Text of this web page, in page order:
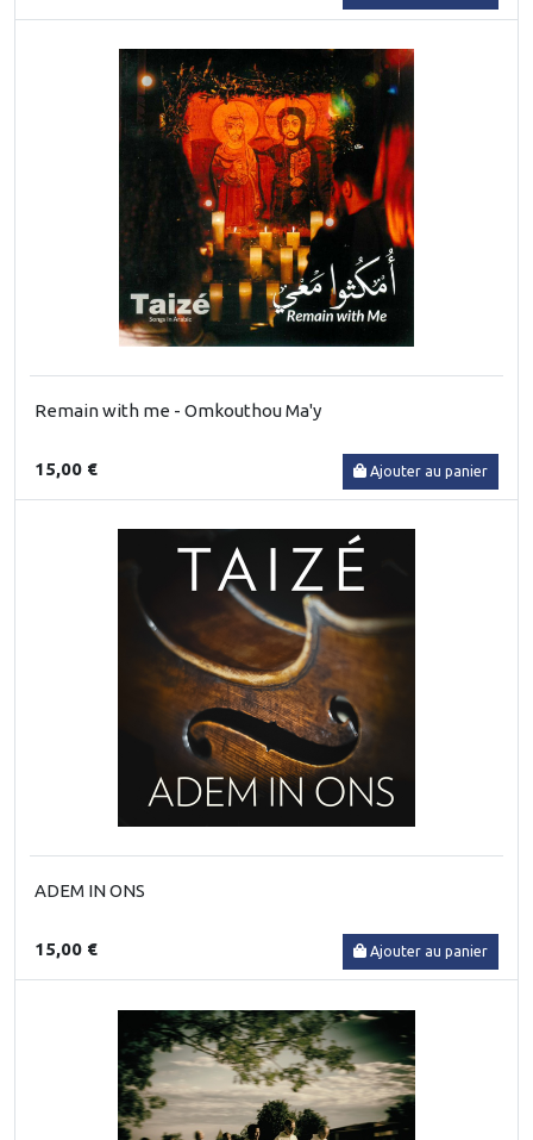
Remain with me - Omkouthou Ma'y
15,00 € Ajouter au panier
ADEM IN ONS
15,00 € Ajouter au panier